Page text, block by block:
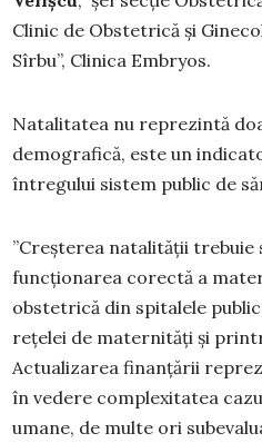
Clinic de Obstetrică și
Sîrbu”, Clinica Embryos.
Natalitatea nu reprezintă
demografică, este un
întregului sistem public de
”Creșterea natalității
funcționarea corectă a
obstetrică din spitalele
rețelei de maternități și
Actualizarea finanțării
în vedere complexitatea
umane, de multe ori